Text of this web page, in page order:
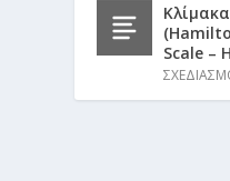
Scale –